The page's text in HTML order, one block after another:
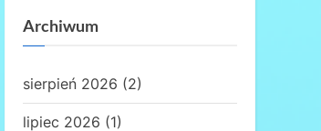
Archiwum
sierpień 2026 (2)
lipiec 2026 (1)